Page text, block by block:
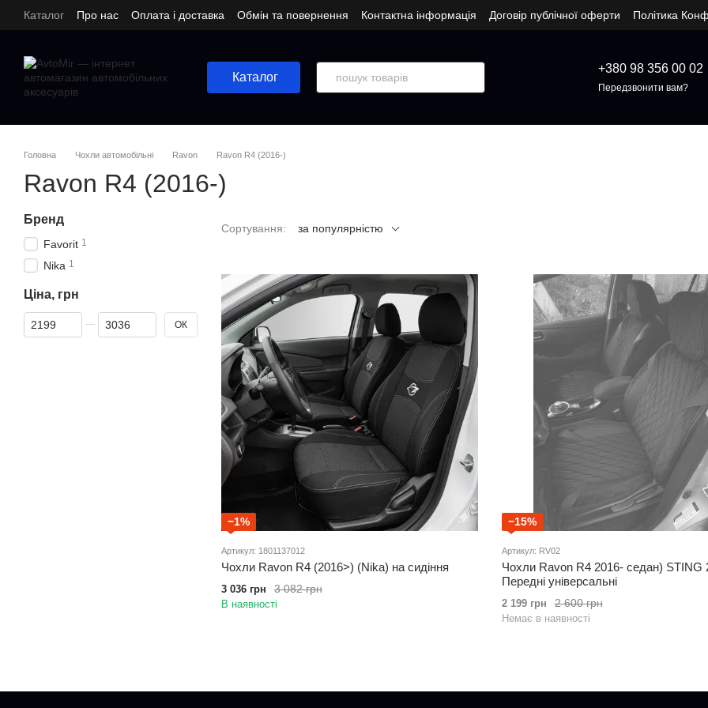
Перейти до основного контенту
Каталог Про нас Оплата і доставка Обмін та повернення Контактна інформація Договір публічної оферти Політика
Каталог
+380 98 356 00 02
Передзвонити вам?
Головна Чохли автомобільні Ravon Ravon R4 (2016-)
Ravon R4 (2016-)
Сортування: за популярністю
−1%
Артикул: 1801137012
Чохли Ravon R4 (2016>) (Nika) на сидіння
3 082 грн
3 036 грн
В наявності
−15%
Артикул: RV02
Чохли Ravon R4 2016- седан) STING
Передні універсальні
2 600 грн
2 199 грн
Немає в наявності
Бренд
Favorit 1
Nika 1
Ціна, грн
Від Ціна, грн
До Ціна, грн ОК